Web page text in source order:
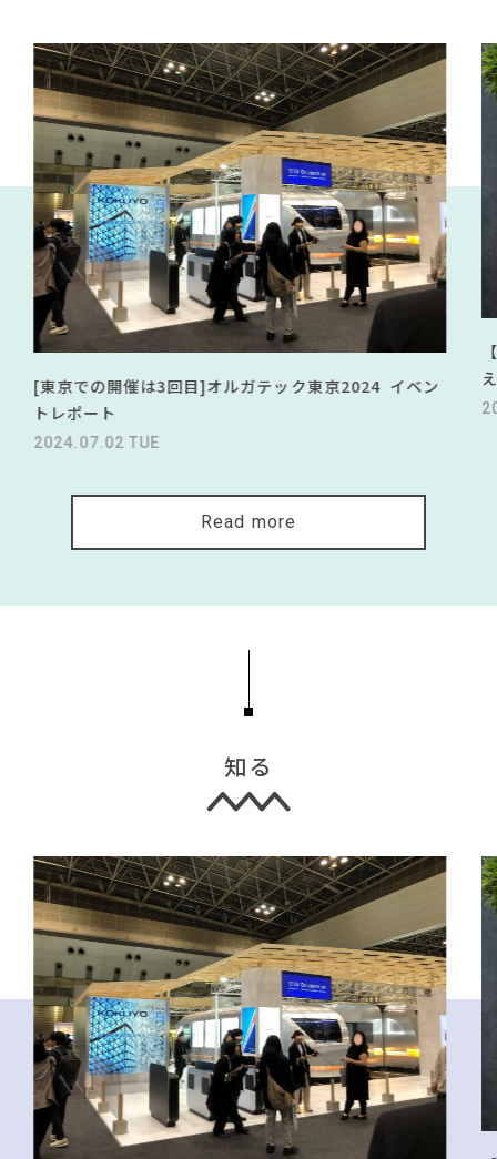
[東京での開催は3回目]オルガテック東京2024 イベン
トレポート
2024.07.02 TUE
Read more
知る